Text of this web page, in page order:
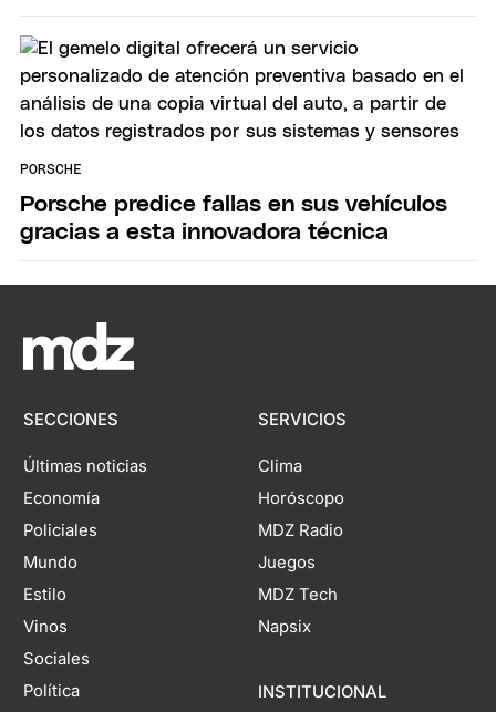
PORSCHE
Porsche predice fallas en sus vehículos
gracias a esta innovadora técnica
SECCIONES
Últimas noticias
Economía
Policiales
Mundo
Estilo
Vinos
Sociales
Política
SERVICIOS
Clima
Horóscopo
MDZ Radio
Juegos
MDZ Tech
Napsix
INSTITUCIONAL